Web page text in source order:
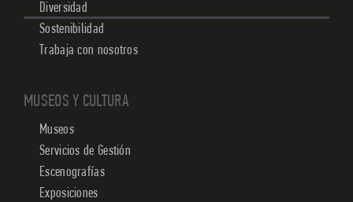
Diversidad
Sostenibilidad
Trabaja con nosotros
MUSEOS Y CULTURA
Museos
Servicios de Gestión
Escenografías
Exposiciones